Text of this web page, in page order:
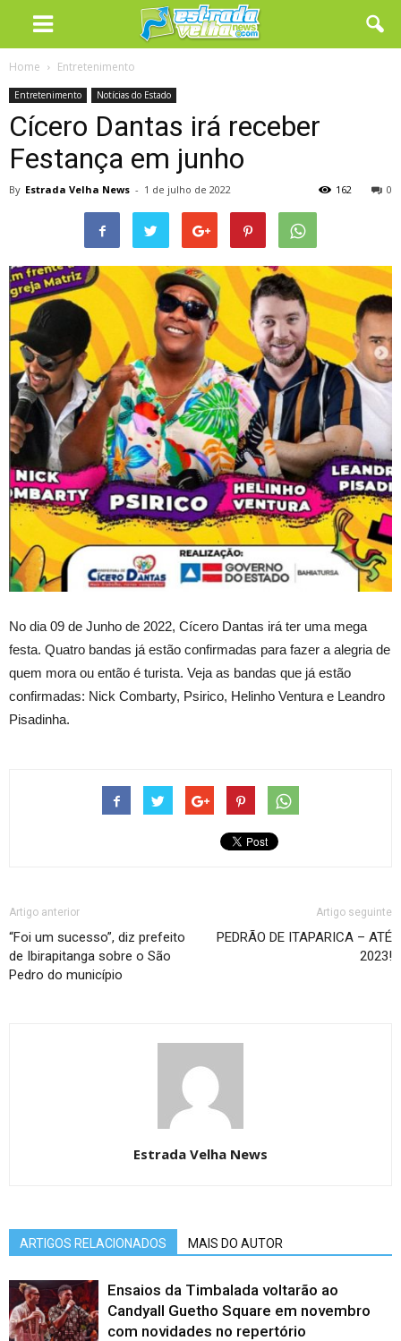
Home Entretenimento
Entretenimento Notícias do Estado
Cícero Dantas irá receber
Festança em junho
By Estrada Velha News - 1 de julho de 2022 0
162
No dia 09 de Junho de 2022, Cícero Dantas irá ter uma mega
festa. Quatro bandas já estão confirmadas para fazer a alegria de
quem mora ou então é turista. Veja as bandas que já estão
confirmadas: Nick Combarty, Psirico, Helinho Ventura e Leandro
Pisadinha.
Artigo anterior
“Foi um sucesso”, diz prefeito
de Ibirapitanga sobre o São
Pedro do município
Artigo seguinte
PEDRÃO DE ITAPARICA – ATÉ
2023!
Estrada Velha News
ARTIGOS RELACIONADOS MAIS DO AUTOR
Ensaios da Timbalada voltarão ao
Candyall Guetho Square em novembro
com novidades no repertório